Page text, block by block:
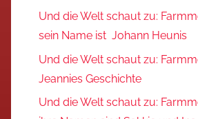
Und die Welt schaut zu:
sein Name ist Johann Heunis
Und die Welt schaut zu:
Jeannies Geschichte
Und die Welt schaut zu: